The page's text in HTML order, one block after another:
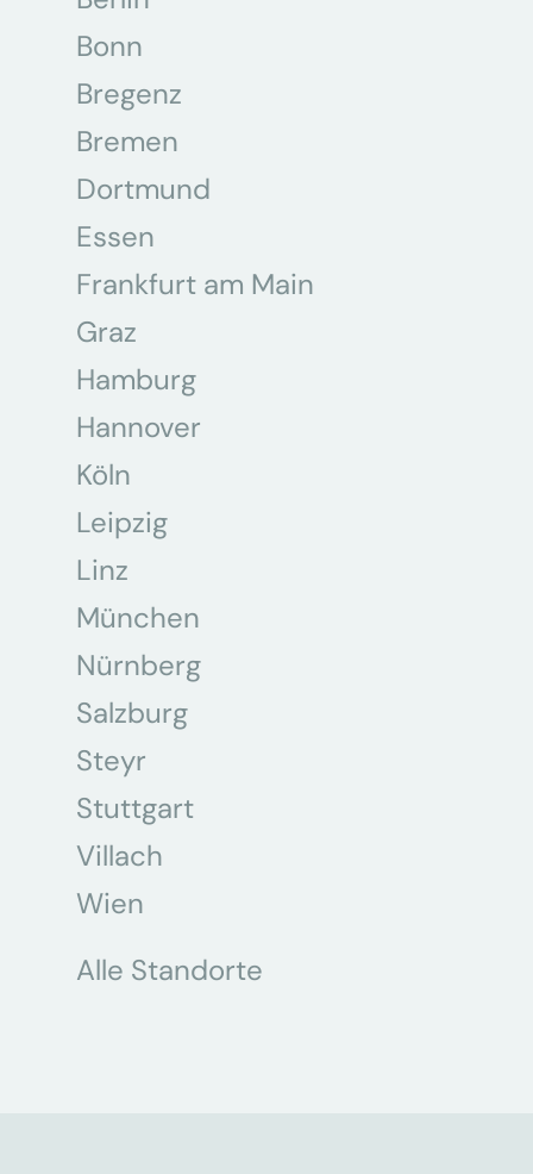
Bonn
Bregenz
Bremen
Dortmund
Essen
Frankfurt am Main
Graz
Hamburg
Hannover
Köln
Leipzig
Linz
München
Nürnberg
Salzburg
Steyr
Stuttgart
Villach
Wien
Alle Standorte